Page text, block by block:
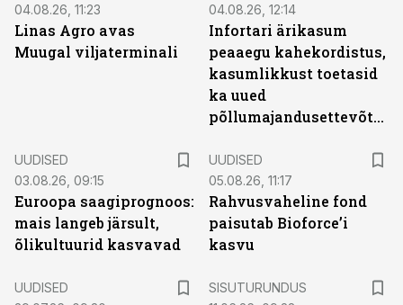
04.08.26, 11:23
Linas Agro avas
Muugal viljaterminali
04.08.26, 12:14
Infortari ärikasum
peaaegu kahekordistus,
kasumlikkust toetasid
ka uued
põllumajandusettevõtted
UUDISED
03.08.26, 09:15
Euroopa saagiprognoos:
mais langeb järsult,
õlikultuurid kasvavad
UUDISED
05.08.26, 11:17
Rahvusvaheline fond
paisutab Bioforce’i
kasvu
UUDISED
SISUTURUNDUS